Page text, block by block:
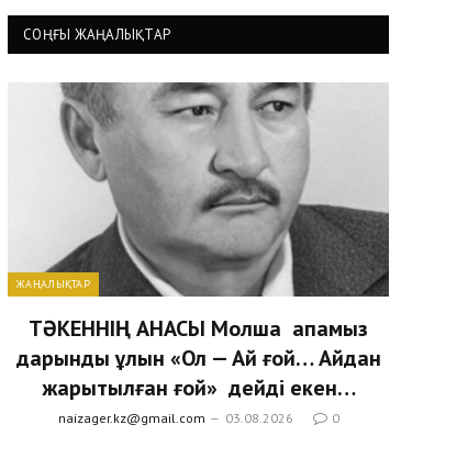
СОҢҒЫ ЖАҢАЛЫҚТАР
ЖАҢАЛЫҚТАР
ТӘКЕННІҢ АНАСЫ Молша апамыз
дарынды ұлын «Ол — Ай ғой… Айдан
жарытылған ғой» дейді екен…
naizager.kz@gmail.com 03.08.2026 0